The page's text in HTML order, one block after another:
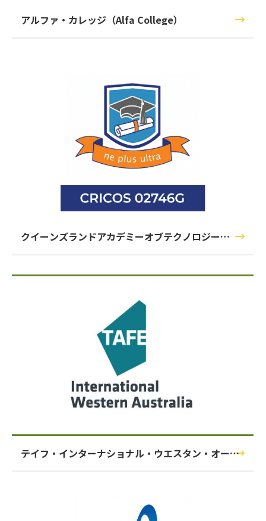
アルファ・カレッジ（Alfa College）
クイーンズランドアカデミーオブテクノロジー
テイフ・インターナショナル・ウエスタン・オース